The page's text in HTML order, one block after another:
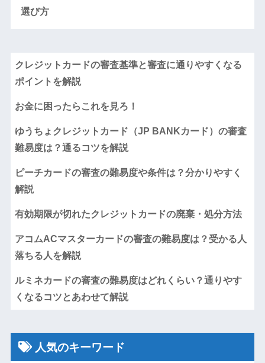
選び方
クレジットカードの審査基準と審査に通りやすくなる
ポイントを解説
お金に困ったらこれを見ろ！
ゆうちょクレジットカード（JP BANKカード）の審査
難易度は？通るコツを解説
ピーチカードの審査の難易度や条件は？分かりやすく
解説
有効期限が切れたクレジットカードの廃棄・処分方法
アコムACマスターカードの審査の難易度は？受かる人
落ちる人を解説
ルミネカードの審査の難易度はどれくらい？通りやす
くなるコツとあわせて解説
人気のキーワード